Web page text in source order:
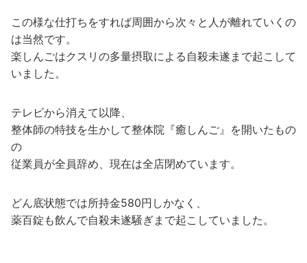
この様な仕打ちをすれば周囲から次々と人が離れていくの
は当然です。
楽しんごはクスリの多量摂取による自殺未遂まで起こして
いました。
テレビから消えて以降、
整体師の特技を生かして整体院『癒しんご』を開いたもの
の
従業員が全員辞め、現在は全店閉めています。
どん底状態では所持金580円しかなく、
薬百錠も飲んで自殺未遂騒ぎまで起こしていました。